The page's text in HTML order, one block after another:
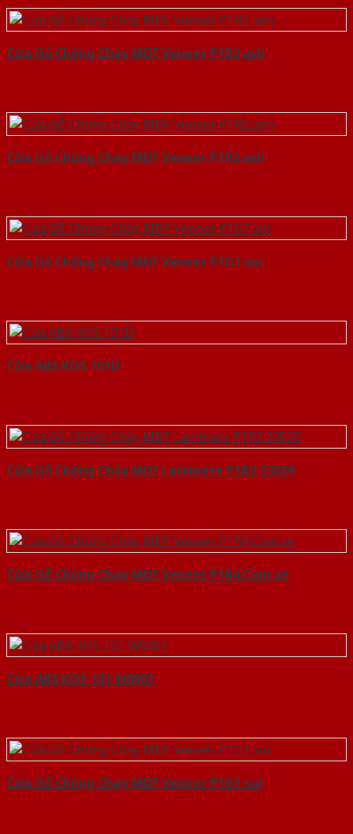
Cửa Gỗ Chống Cháy MDF Veneer P1R2 ash
Cửa Gỗ Chống Cháy MDF Veneer P1R2 ash
Cửa Gỗ Chống Cháy MDF Veneer P1G1 soi
Cửa ABS KOS 101D
Cửa Gỗ Chống Cháy MDF Laminate P1R2 23029
Cửa Gỗ Chống Cháy MDF Veneer P1R4 Cam xe
Cửa ABS KOS 101 W0901
Cửa Gỗ Chống Cháy MDF Veneer P1G1 soi